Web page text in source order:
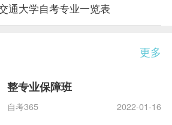
通大学自考专业一览表
更多
整专业保障班
自考365 2022-01-16